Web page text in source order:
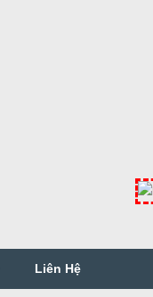
Liên Hệ